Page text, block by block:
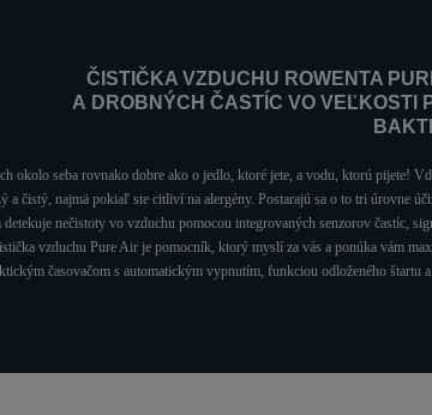
ČISTIČKA VZDUCHU ROWENTA
A DROBNÝCH ČASTÍC VO VEĽKOSTI
okolo seba rovnako dobre ako o jedlo, ktoré jete, a vodu, ktorú pijete!
a čistý, najmä pokiaľ ste citliví na alergény. Postarajú sa o to tri úrovne
detekuje nečistoty vo vzduchu pomocou integrovaných senzorov častíc,
vzduchu Pure Air je pomocník, ktorý myslí za vás a ponúka vám
časovačom s automatickým vypnutím, funkciou odloženého